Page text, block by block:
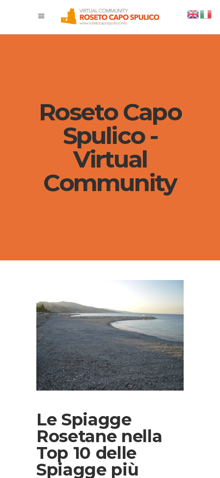
Roseto Capo
Spulico -
Virtual
Community
Le Spiagge
Rosetane nella
Top 10 delle
Spiagge più